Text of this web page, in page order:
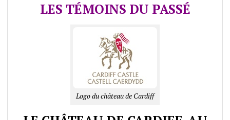
LES TÉMOINS DU PASSÉ
Logo du château de Cardiff